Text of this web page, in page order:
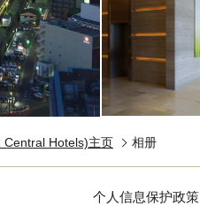
Central Hotels)主页 相册
个人信息保护政策